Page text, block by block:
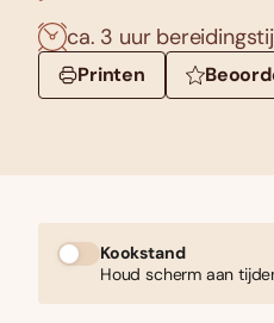
ca. 3 uur
Printen
Kookstand
Houd scherm aan